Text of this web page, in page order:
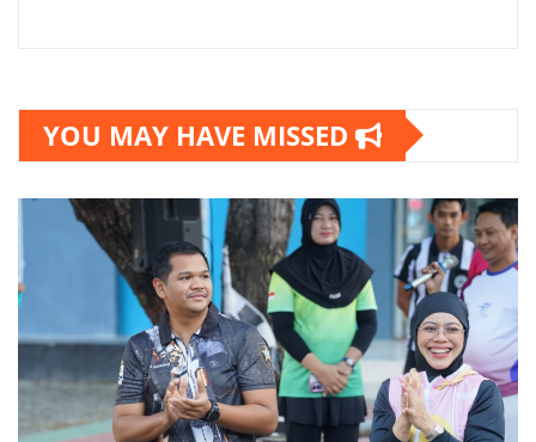
YOU MAY HAVE MISSED